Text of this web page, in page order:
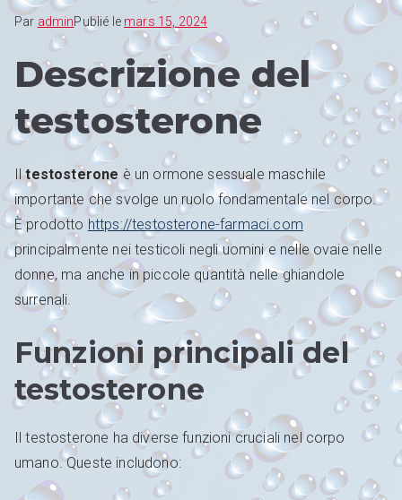
Par adminPublié le mars 15, 2024
Descrizione del
testosterone
Iltestosterone è un ormone sessuale maschile
importante che svolge un ruolo fondamentale nel corpo.
È prodotto https://testosterone-farmaci.com
principalmente nei testicoli negli uomini e nelle ovaie nelle
donne, ma anche in piccole quantità nelle ghiandole
surrenali.
Funzioni principali del
testosterone
Il testosterone ha diverse funzioni cruciali nel corpo
umano. Queste includono: